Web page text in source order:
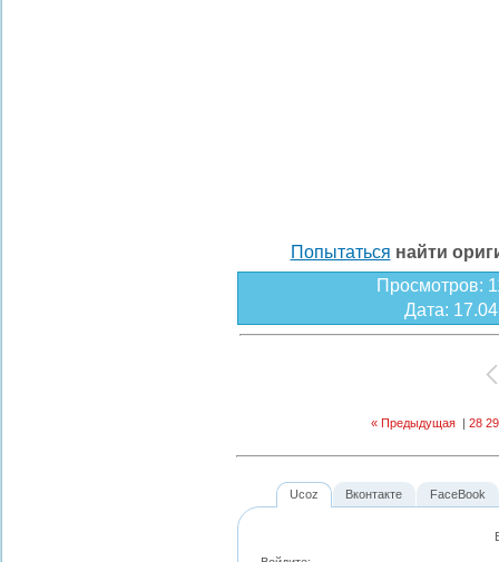
Попытаться найти
Просмотров:
Дата:
« Предыдущая | 28 29
Ucoz Вконтакте FaceBook